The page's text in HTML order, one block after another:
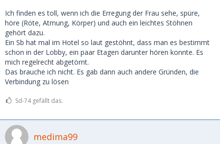
Ich finden es toll, wenn ich die Erregung der Frau sehe, spüre,
höre (Röte, Atmung, Körper) und auch ein leichtes Stöhnen
gehört dazu.
Ein Sb hat mal im Hotel so laut gestöhnt, dass man es bestimmt
schon in der Lobby, ein paar Etagen darunter hören konnte. Es
mich regelrecht abgetörnt.
Das brauche ich nicht. Es gab dann auch andere Gründen, die
Verbindung zu lösen
Sd-74 gefällt das.
medima99